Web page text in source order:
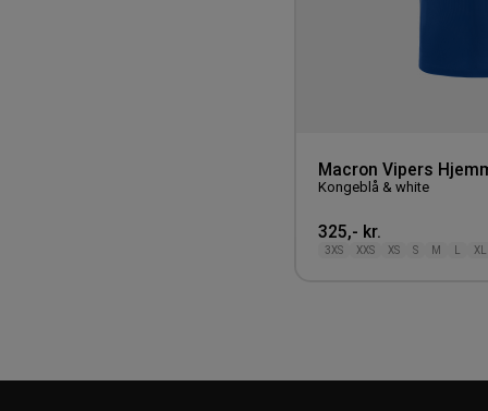
Macron Vipers
Kongeblå & white
325,- kr.
3XS XXS XS S M XL